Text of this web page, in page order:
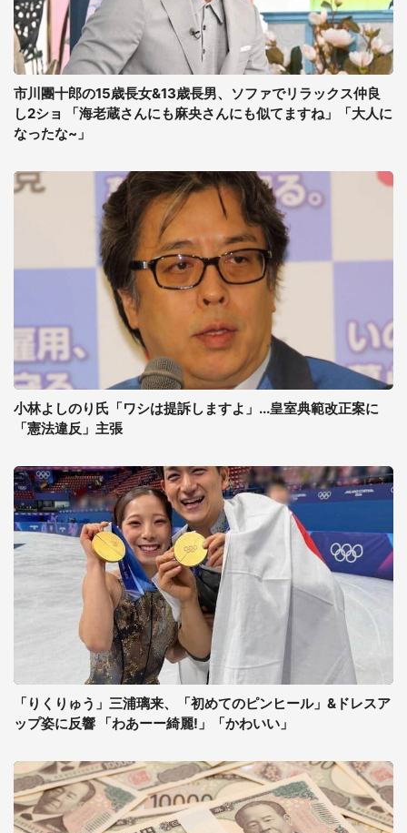
市川團十郎の15歳長女&13歳長男、ソファでリラックス仲良
し2ショ 「海老蔵さんにも麻央さんにも似てますね」「大人に
なったな~」
小林よしのり氏「ワシは提訴しますよ」...皇室典範改正案に
「憲法違反」主張
「りくりゅう」三浦璃来、「初めてのピンヒール」&ドレスア
ップ姿に反響 「わあーー綺麗!」「かわいい」